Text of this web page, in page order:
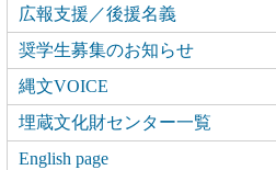
広報支援／後援名義
奨学生募集のお知らせ
縄文VOICE
埋蔵文化財センター一覧
English page